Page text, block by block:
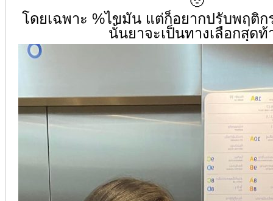
โดยเฉพาะ %ไขมัน แต่ก็อยากปรับพฤติ
นั้นยาจะเป็นทางเลือกสุดท้